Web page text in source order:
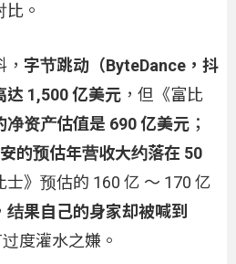
。
字节跳动（ByteDance，抖
达 1,500 亿美元，但《富比
净资产估值是 690 亿美元；
的预估年营收大约落在 50
士》预估的 160 亿 ～ 170 亿
结果自己的身家却被喊到
度灌水之嫌。